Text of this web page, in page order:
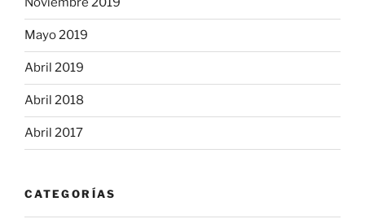
Mayo 2019
Abril 2019
Abril 2018
Abril 2017
CATEGORÍAS